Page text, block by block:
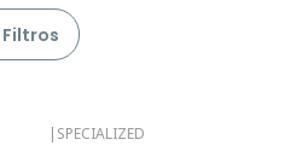
Filtros
| SPECIALIZED